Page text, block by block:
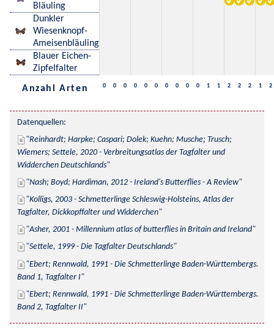
Bläuling
Dunkler
Wiesenknopf-
Ameisenbläuling
Blauer Eichen-
Zipfelfalter
Anzahl Arten 0 0 0 0 0 0 0 0 0 0 1 1 2 2 2 1 2
Datenquellen:
Reinhardt; Harpke; Caspari; Dolek; Kuehn; Musche; Trusch;
Wiemers; Settele, 2020 - Verbreitungsatlas der Tagfalter und
Widderchen Deutschlands
Nash; Boyd; Hardiman, 2012 - Ireland's Butterflies - A Review
Kolligs, 2003 - Schmetterlinge Schleswig-Holsteins, Atlas der
Tagfalter, Dickkopffalter und Widderchen
Asher, 2001 - Millennium atlas of butterflies in Britain and Ireland
Settele, 1999 - Die Tagfalter Deutschlands
Ebert; Rennwald, 1991 - Die Schmetterlinge Baden-Württembergs.
Band 1, Tagfalter I
Ebert; Rennwald, 1991 - Die Schmetterlinge Baden-Württembergs.
Band 2, Tagfalter II